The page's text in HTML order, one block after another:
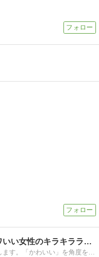
パトラ・クレオのオトなカワいい女性のキラキラライフ
大人の女性の「かわいい」を配信します。「かわいい」を角度を変えた視点での情報です。